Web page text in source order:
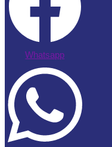
Whatsapp